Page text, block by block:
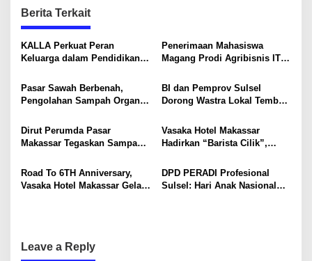
n
a
v
g
a
t
i
o
n
Berita Terkait
KALLA Perkuat Peran
Keluarga dalam Pendidikan
Explorers
Penerimaan Mahasiswa
Magang Prodi Agribisnis ITP
Perkuat Kompetensi Lewat
Program MBKM
Pasar Sawah Berbenah,
Pengolahan Sampah Organik
BI dan Pemprov Sulsel
Dorong Wastra Lokal Tembus
Mancanegara
Dirut Perumda Pasar
Makassar Tegaskan Sampah
Bukan Dibuang ke TPA
Vasaka Hotel Makassar
Hadirkan “Barista Cilik”,
Untuk Anak-Anak
Road To 6TH Anniversary,
Vasaka Hotel Makassar Gelar
DPD PERADI Profesional
Sulsel: Hari Anak Nasional
Leave a Reply